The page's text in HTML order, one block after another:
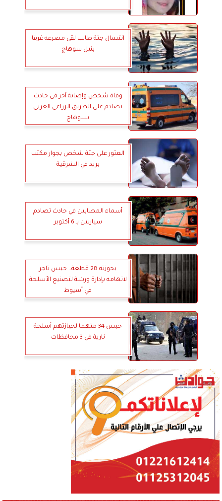
انتشال جثة طالب لقي مصرعه غرقا
بنيل سوهاج
وفاة شخص وإصابة آخر فى حادث
تصادم على الطريق الزراعى الغربى
بسوهاج
العثور على جثة شخص بجوار مكتب
بريد في الشرقية
أسماء المصابين في حادث تصادم
سيارتين بـ 6 أكتوبر
بحوزته 28 قطعة.. حبس تاجر
لاتهامه بإدارة ورشة لتصنيع الأسلحة
في أسيوط
حبس 34 متهما لحيازتهم أسلحة
نارية في 3 محافظات